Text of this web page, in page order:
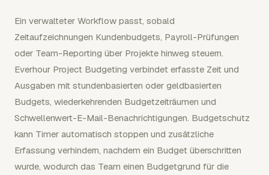
Ein verwalteter Workflow passt, sobald
Zeitaufzeichnungen Kundenbudgets, Payroll-Prüfungen
oder Team-Reporting über Projekte hinweg steuern.
Everhour Project Budgeting verbindet erfasste Zeit und
Ausgaben mit stundenbasierten oder geldbasierten
Budgets, wiederkehrenden Budgetzeiträumen und
Schwellenwert-E-Mail-Benachrichtigungen. Budgetschutz
kann Timer automatisch stoppen und zusätzliche
Erfassung verhindern, nachdem ein Budget überschritten
wurde, wodurch das Team einen Budgetgrund für die